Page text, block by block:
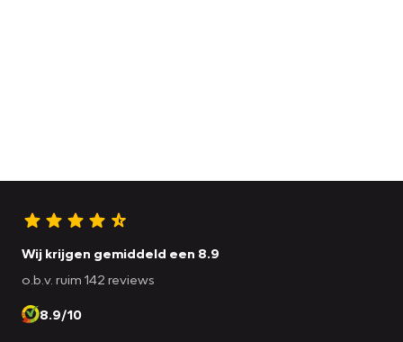
Wij krijgen gemiddeld een 8.9
o.b.v. ruim 142 reviews
8.9/10